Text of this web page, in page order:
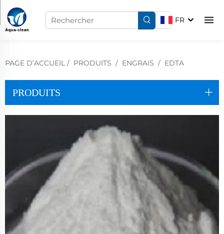
FR
PAGE D’ACCUEIL / PRODUITS / ENGRAIS / EDTA
PRODUITS